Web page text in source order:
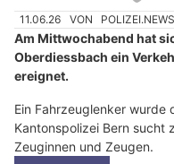
11.06.26 VON
Am Mittwochabend hat
Oberdiessbach ein
ereignet.
Ein Fahrzeuglenker
Kantonspolizei Bern sucht
Zeuginnen und Zeugen.